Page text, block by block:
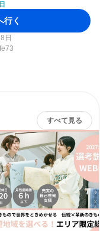
行く
日
すべて見る